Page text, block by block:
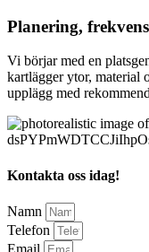
Planering,
Vi börjar med en
kartlägger ytor, material
upplägg med
Kontakta oss idag!
Namn
Telefon
Email